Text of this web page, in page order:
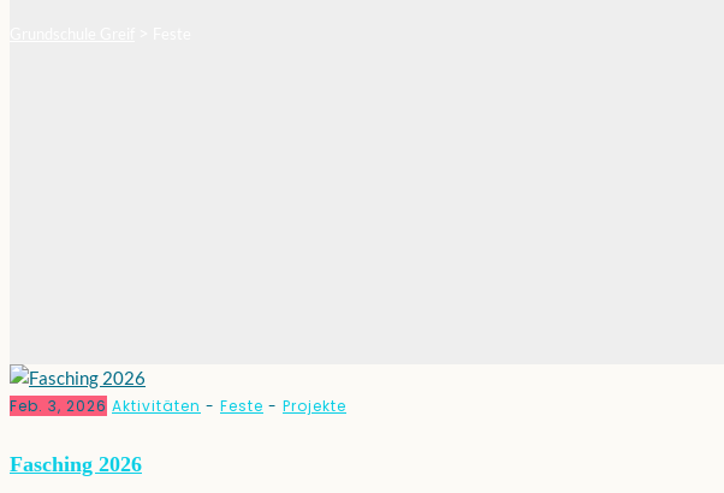
Feb. 3, 2026 Aktivitäten - Feste - Projekte
Fasching 2026